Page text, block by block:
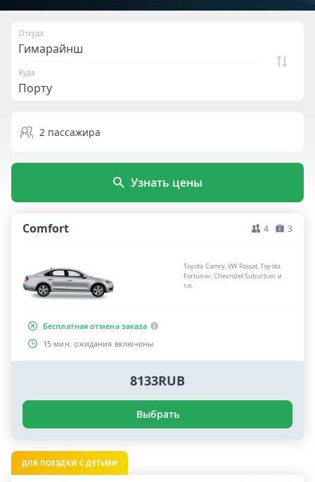
Откуда
Куда
2 пассажира
Узнать цены
Comfort 4 3
Toyota Camry, VW Passat, Toyota
Fortuner, Chevrolet Suburban и
т.п.
Бесплатная отмена заказа
15 мин. ожидания включены
8133RUB
Выбрать
ДЛЯ ПОЕЗДКИ С ДЕТЬМИ